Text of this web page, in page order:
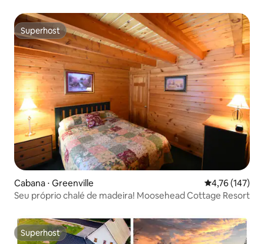
Superhost
Superhost
Cabana ⋅ Greenville 4,76 de uma
4,76 (147)
Seu próprio chalé de madeira! Moosehead Cottage Resort
Superhost
Superhost